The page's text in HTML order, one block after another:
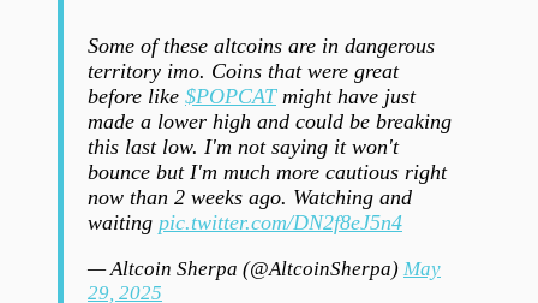
Some of these altcoins are in dangerous
territory imo. Coins that were great
before like $POPCATmight have just
made a lower high and could be breaking
this last low. I'm not saying it won't
bounce but I'm much more cautious right
now than 2 weeks ago. Watching and
waiting pic.twitter.com/DN2f8eJ5n4
— Altcoin Sherpa (@AltcoinSherpa) May
29, 2025